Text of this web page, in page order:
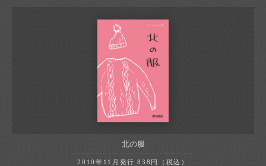
北の服
2010年11月発行838円（税込）